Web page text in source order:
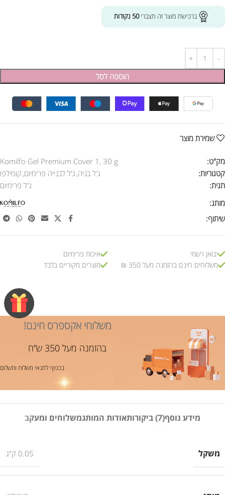
ברכישת מוצר זה תצברי50 נקודות
הוספה לסל
שמירת מוצר
מק"ט:
Komilfo Gel Premium Cover 1, 30 g
קטגוריות:
ג'ל בניה, ג'ל לבנייה פרימיום, קומילפו
תגית:
ג'ל פרימיום
מותג:
שיתוף:
יבואן רשמי
משלוחים חינם בהזמנה מעל 350 ₪
איכות פרימיום
מוצרים מקוריים בלבד
משלוחי אקספרס חינם!
בהזמנה מעל 350 ש”ח
בכפוף לתנאי משלוח ותשלום
מידע נוסף(7) ביקורות אודות המותגמשלוחים ומעקב
משקל 0.05 ק"ג